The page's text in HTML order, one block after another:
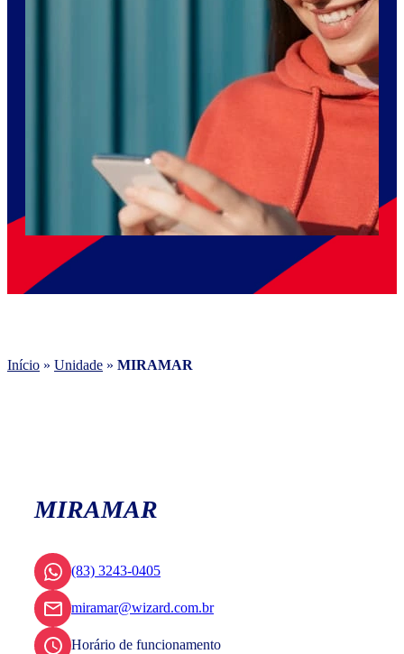
Início » Unidade » MIRAMAR
MIRAMAR
(83) 3243-0405
miramar@wizard.com.br
Horário de funcionamento